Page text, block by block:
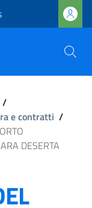
/
e contratti /
DESERTA